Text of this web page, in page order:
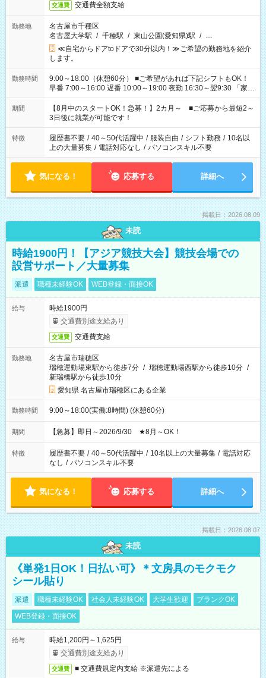
交通費 交通費全額支給
勤務地
名古屋市千種区
名古屋大学駅 / 千種駅 / 東山公園(愛知県)駅 / …
≪自宅からドアtoドアで30分以内！≫ご希望の勤務地を紹介
します。
勤務時間
9:00～18:00（休憩60分） ■ご希望があれば下記シフトもOK！
早番 7:00～16:00 遅番 10:00～19:00 夜勤 16:30～翌9:30 「家族
と休みを合わせたい」 「余裕を持って夕飯の準備がしたい」
「できれば残業はしたくない」 など、ご希望を教えてください
ね。 ※Wワーク希望の方へ 今ご覧のお仕事で希望する勤務時間
と、もう1つのお仕事の勤務時間。 合計で週40時間を超える場
合は応募できません。
期間
【8月中のスタートOK！急募！】2カ月～ ■ご応募から最短2～
3日後に就業が可能です！
特徴 履歴書不要 / 40～50代活躍中 / 服装自由 / シフト勤務 / 10名以
上の大量募集 / 電話対応なし / パソコンスキル不要
気になる！ 応募する 詳細へ
掲載日：2026.08.09
未読
時給1900円！【アジア競技大会】競技会場での
設営サポート／大量募集
派遣 職種未経験OK WEB登録・面接OK
給与
時給1900円
交通費別途支給あり
交通費 交通費支給
勤務地
名古屋市瑞穂区
瑞穂運動場東駅から徒歩7分 / 瑞穂運動場西駅から徒歩10分 /
新瑞橋駅から徒歩10分
愛知県 名古屋市瑞穂区にある企業
勤務時間 9:00～18:00(実働:8時間) (休憩60分)
期間 【急募】即日～2026/9/30 ★8月～OK！
特徴 履歴書不要 / 40～50代活躍中 / 10名以上の大量募集 / 電話対応
なし / パソコンスキル不要
気になる！ 応募する 詳細へ
掲載日：2026.08.07
未読
《単発1日OK！日払い可》＊文房具のモクモク
シール貼り
派遣 職種未経験OK 社会人未経験OK 大学生歓迎
ブランクOK
WEB登録・面接OK
給与
時給1,200円～1,625円
交通費別途支給あり
交通費 ■ 交通費規定内支給 ※派遣先による